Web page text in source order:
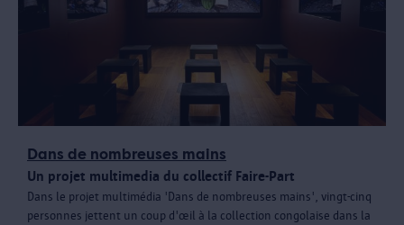
Dans de nombreuses mains
Un projet multimedia du collectif Faire-Part
Dans le projet multimédia 'Dans de nombreuses mains', vingt-cinq
personnes jettent un coup d'œil à la collection congolaise dans la